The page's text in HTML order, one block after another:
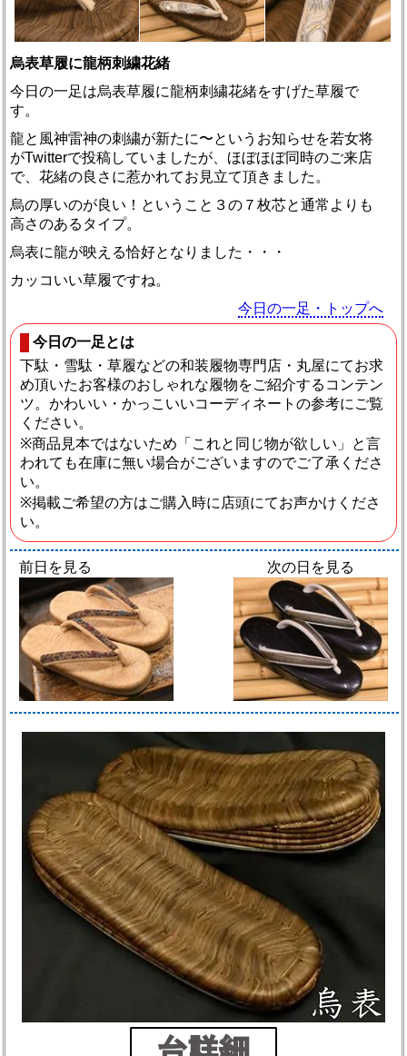
烏表草履に龍柄刺繍花緒
今日の一足は烏表草履に龍柄刺繍花緒をすげた草履で
す。
龍と風神雷神の刺繍が新たに〜というお知らせを若女将
がTwitterで投稿していましたが、ほぼほぼ同時のご来店
で、花緒の良さに惹かれてお見立て頂きました。
烏の厚いのが良い！ということ３の７枚芯と通常よりも
高さのあるタイプ。
烏表に龍が映える恰好となりました・・・
カッコいい草履ですね。
今日の一足・トップへ
今日の一足とは
下駄・雪駄・草履などの和装履物専門店・丸屋にてお求
め頂いたお客様のおしゃれな履物をご紹介するコンテン
ツ。かわいい・かっこいいコーディネートの参考にご覧
ください。
※商品見本ではないため「これと同じ物が欲しい」と言
われても在庫に無い場合がございますのでご了承くださ
い。
※掲載ご希望の方はご購入時に店頭にてお声かけくださ
い。
前日を見る 次の日を見る